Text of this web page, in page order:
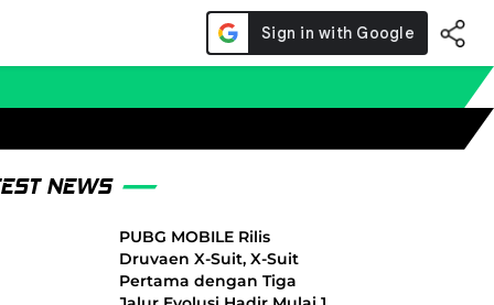
NEWS
PUBG MOBILE Rilis
Druvaen X-Suit, X-Suit
Pertama dengan Tiga